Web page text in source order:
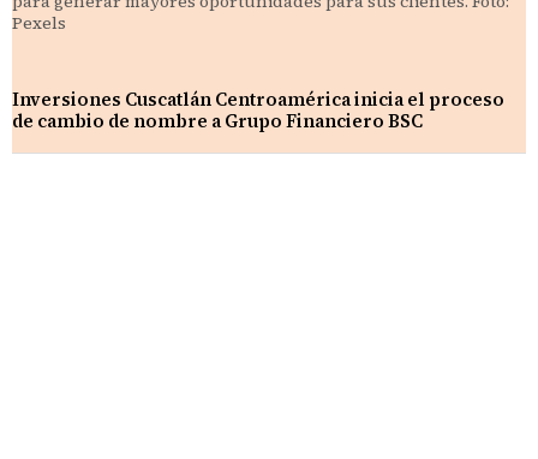
Inversiones Cuscatlán Centroamérica inicia el proceso
de cambio de nombre a Grupo Financiero BSC